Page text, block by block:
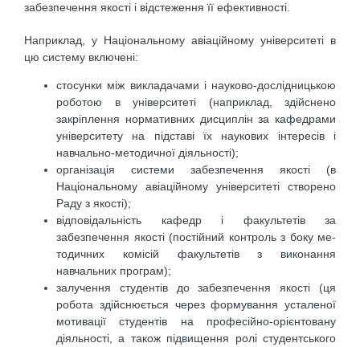
забезпечення якості і відстеження її ефективності.
Наприклад, у Національному авіаційному університеті в
цю систему включені:
стосунки між викладачами і науково-дослідницькою
роботою в університеті (наприклад, здій­снено
закріплення нормативних дисциплін за кафедрами
університету на підставі їх наукових інтере­сів і
навчально-методичної діяльності);
організація системи забезпечення якості (в
Національному авіаційному університеті створено
Раду з якості);
відповідальність кафедр і факультетів за
забезпечення якості (постійний контроль з боку ме­
тодичних комісій факультетів з виконання
навчальних програм);
залучення студентів до забезпечення якості (ця
робота здійснюється через формування усталеної
мотивації студентів на професійно-орієнтовану
діяльності, а також підвищення ролі студе­нтського